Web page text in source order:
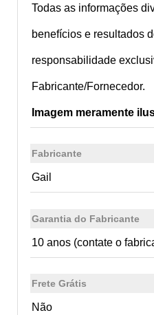
Todas as informações
benefícios e resultados
responsabilidade
Fabricante/Fornecedor.
Imagem meramente
Fabricante
Gail
Garantia do Fabricante
10 anos (contate o
Frete Grátis
Não